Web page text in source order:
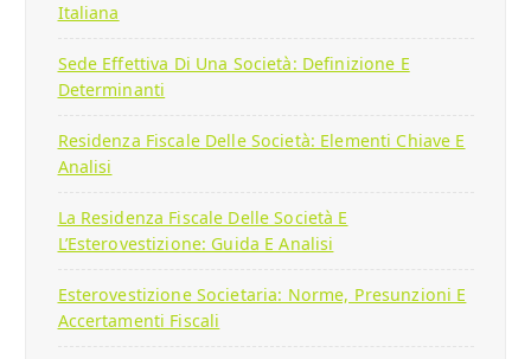
Italiana
Sede Effettiva Di Una Società: Definizione E
Determinanti
Residenza Fiscale Delle Società: Elementi Chiave E
Analisi
La Residenza Fiscale Delle Società E
L’Esterovestizione: Guida E Analisi
Esterovestizione Societaria: Norme, Presunzioni E
Accertamenti Fiscali